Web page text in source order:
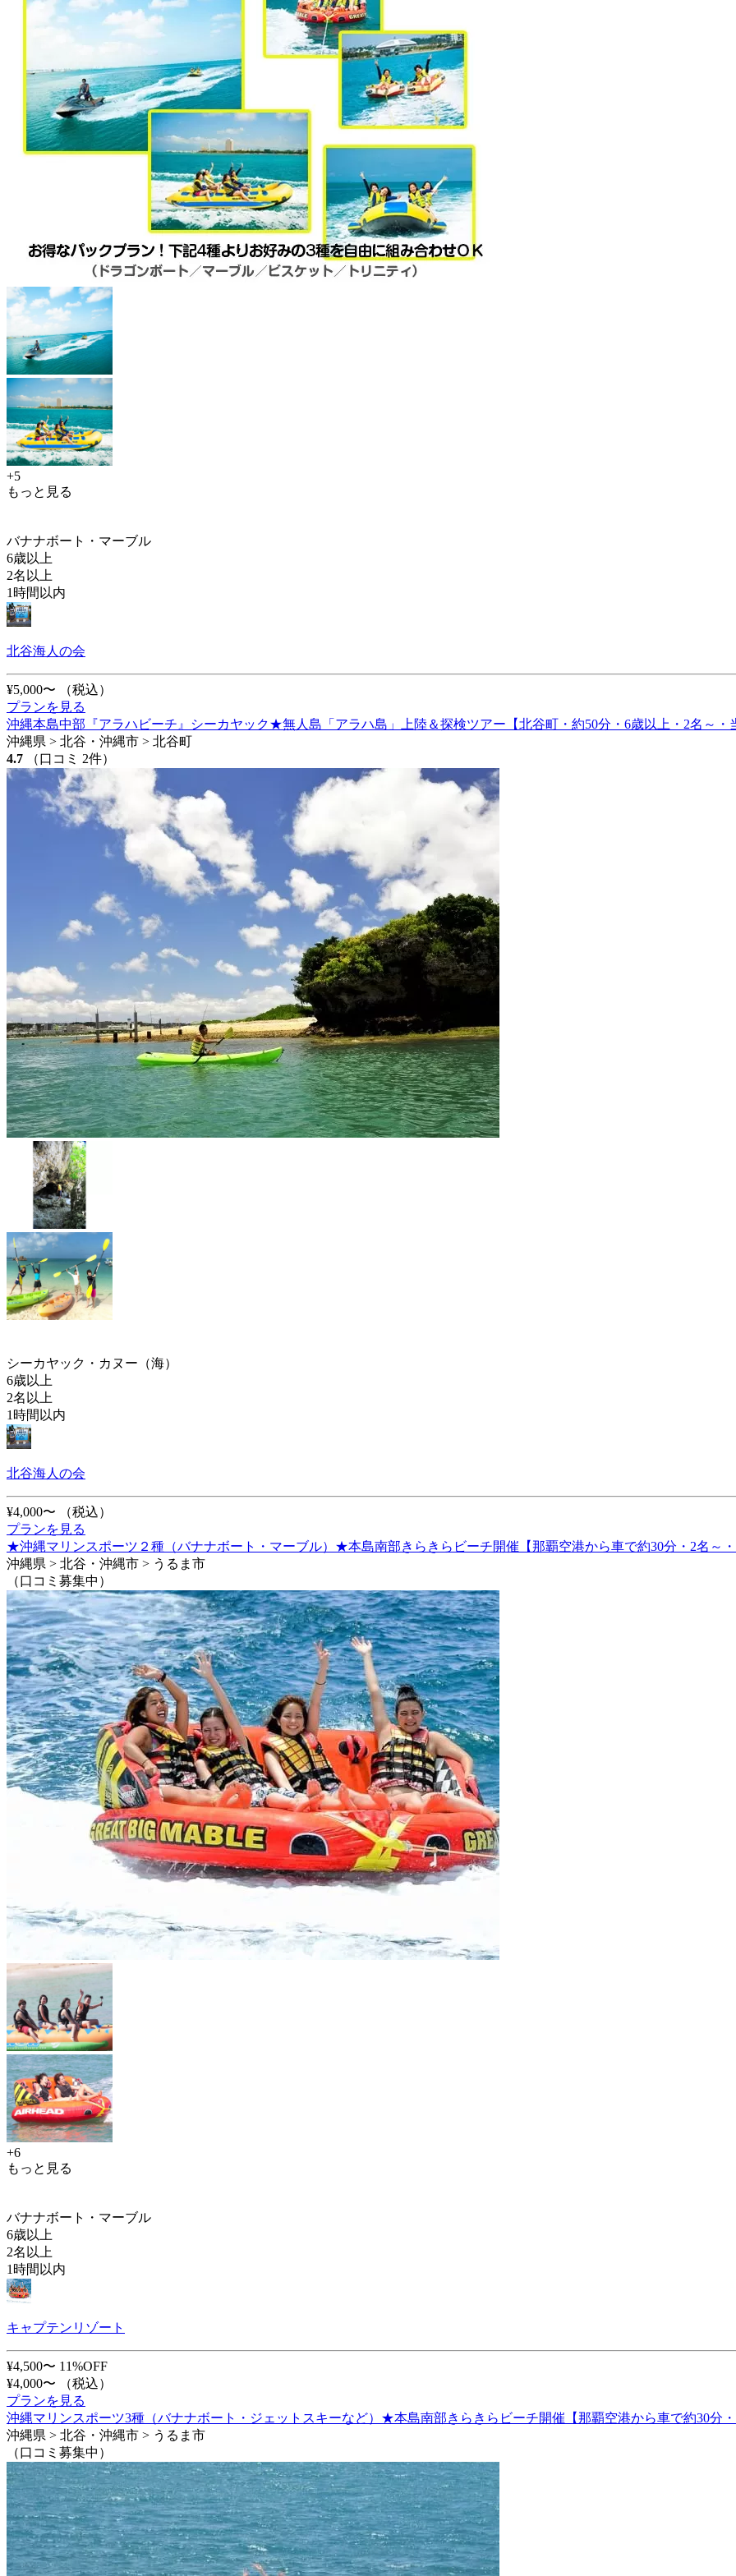
+5
もっと見る
バナナボート・マーブル
6歳以上
2名以上
1時間以内
北谷海人の会
¥5,000〜
（税込）
プランを見る
沖縄本島中部『アラハビーチ』シーカヤック★無人島「アラハ島」上陸＆探検ツアー【北谷町・約50分・6歳以上・2名～・
沖縄県 > 北谷・沖縄市 > 北谷町
4.7
（口コミ 2件）
シーカヤック・カヌー（海）
6歳以上
2名以上
1時間以内
北谷海人の会
¥4,000〜
（税込）
プランを見る
★沖縄マリンスポーツ２種（バナナボート・マーブル）★本島南部きらきらビーチ開催【那覇空港から車で約30分・2名～・
沖縄県 > 北谷・沖縄市 > うるま市
（口コミ募集中）
+6
もっと見る
バナナボート・マーブル
6歳以上
2名以上
1時間以内
キャプテンリゾート
¥4,500〜 11%OFF
¥4,000〜
（税込）
プランを見る
沖縄マリンスポーツ3種（バナナボート・ジェットスキーなど）★本島南部きらきらビーチ開催【那覇空港から車で約30分・
沖縄県 > 北谷・沖縄市 > うるま市
（口コミ募集中）